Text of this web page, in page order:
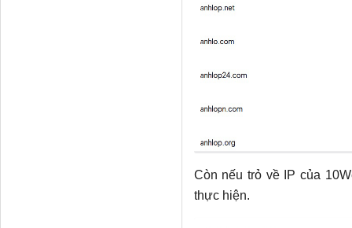
Còn nếu trỏ về IP của
thực hiện.